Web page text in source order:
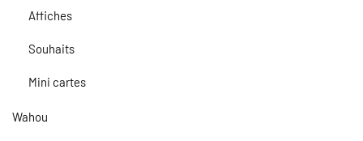
Affiches
Souhaits
Mini cartes
Wahou